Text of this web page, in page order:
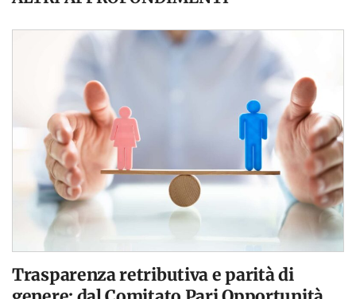
Trasparenza retributiva e parità di